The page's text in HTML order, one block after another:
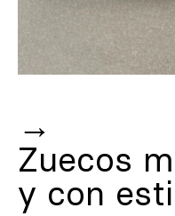
→
Zuecos
y con